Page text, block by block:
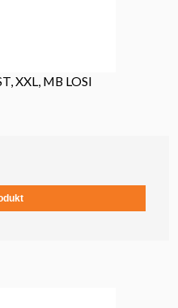
XXL, MB LOSI